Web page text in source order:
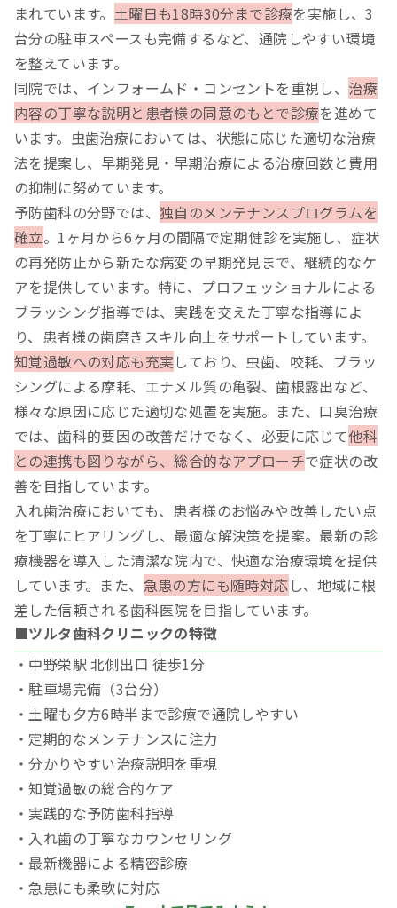
まれています。 土曜日も18時30分まで診療を実施し、3
台分の駐車スペースも完備するなど、通院しやすい環境
を整えています。
同院では、インフォームド・コンセントを重視し、 治療
内容の丁寧な説明と患者様の同意のもとで診療を進めて
います。虫歯治療においては、状態に応じた適切な治療
法を提案し、早期発見・早期治療による治療回数と費用
の抑制に努めています。
予防歯科の分野では、 独自のメンテナンスプログラムを
確立。1ヶ月から6ヶ月の間隔で定期健診を実施し、症状
の再発防止から新たな病変の早期発見まで、継続的なケ
アを提供しています。特に、プロフェッショナルによる
ブラッシング指導では、実践を交えた丁寧な指導によ
り、患者様の歯磨きスキル向上をサポートしています。
知覚過敏への対応も充実 しており、虫歯、咬耗、ブラッ
シングによる摩耗、エナメル質の亀裂、歯根露出など、
様々な原因に応じた適切な処置を実施。また、口臭治療
では、歯科的要因の改善だけでなく、必要に応じて他科
との連携も図りながら、総合的なアプローチで症状の改
善を目指しています。
入れ歯治療においても、患者様のお悩みや改善したい点
を丁寧にヒアリングし、最適な解決策を提案。最新の診
療機器を導入した清潔な院内で、快適な治療環境を提供
しています。また、 急患の方にも随時対応 し、地域に根
差した信頼される歯科医院を目指しています。
■ツルタ歯科クリニックの特徴
・中野栄駅 北側出口 徒歩1分
・駐車場完備（3台分）
・土曜も夕方6時半まで診療で通院しやすい
・定期的なメンテナンスに注力
・分かりやすい治療説明を重視
・知覚過敏の総合的ケア
・実践的な予防歯科指導
・入れ歯の丁寧なカウンセリング
・最新機器による精密診療
・急患にも柔軟に対応